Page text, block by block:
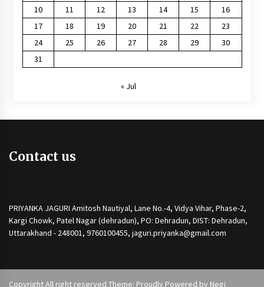
10
11 12 13 14 15
16
17
18 19 20 21 22
23
24
25 26 27 28 29
30
31
« Jul
Contact us
PRIYANKA JAGURI Amitosh Nautiyal, Lane No.-4, Vidya Vihar, Phase-2,
Kargi Chowk, Patel Nagar (dehradun), PO: Dehradun, DIST: Dehradun,
Uttarakhand - 248001, 9760100455, jaguri.priyanka@gmail.com
Copyright All right reserved Theme: Proudly Powered by Negi